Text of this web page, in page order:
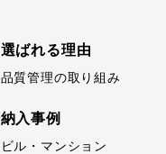
選ばれる理由
品質管理の取り組み
納入事例
ビル・マンション